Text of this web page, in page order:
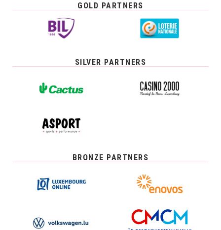
GOLD PARTNERS
SILVER PARTNERS
BRONZE PARTNERS